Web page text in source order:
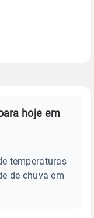
hoje em
temperaturas
de chuva em